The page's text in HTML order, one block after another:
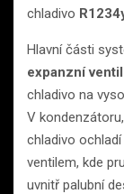
chladivo
Hlavní části
expanzní ventil
chladivo na
V
chladivo
ventilem, kde
uvnitř palubní